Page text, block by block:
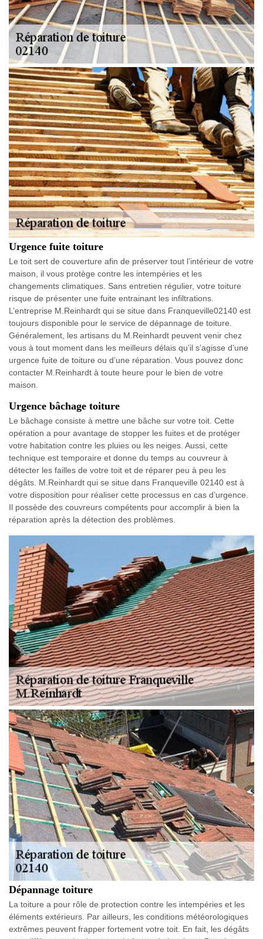
Urgence fuite toiture
Le toit sert de couverture afin de préserver tout l’intérieur de votre
maison, il vous protège contre les intempéries et les
changements climatiques. Sans entretien régulier, votre toiture
risque de présenter une fuite entrainant les infiltrations.
L’entreprise M.Reinhardt qui se situe dans Franqueville02140 est
toujours disponible pour le service de dépannage de toiture.
Généralement, les artisans du M.Reinhardt peuvent venir chez
vous à tout moment dans les meilleurs délais qu’il s’agisse d’une
urgence fuite de toiture ou d’une réparation. Vous pouvez donc
contacter M.Reinhardt à toute heure pour le bien de votre
maison.
Urgence bâchage toiture
Le bâchage consiste à mettre une bâche sur votre toit. Cette
opération a pour avantage de stopper les fuites et de protéger
votre habitation contre les pluies ou les neiges. Aussi, cette
technique est temporaire et donne du temps au couvreur à
détecter les failles de votre toit et de réparer peu à peu les
dégâts. M.Reinhardt qui se situe dans Franqueville 02140 est à
votre disposition pour réaliser cette processus en cas d’urgence.
Il possède des couvreurs compétents pour accomplir à bien la
réparation après la détection des problèmes.
Dépannage toiture
La toiture a pour rôle de protection contre les intempéries et les
éléments extérieurs. Par ailleurs, les conditions météorologiques
extrêmes peuvent frapper fortement votre toit. En fait, les dégâts